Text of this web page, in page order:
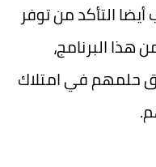
أيضا التأكد من توفر
هذا البرنامج،
حلمهم في امتلاك